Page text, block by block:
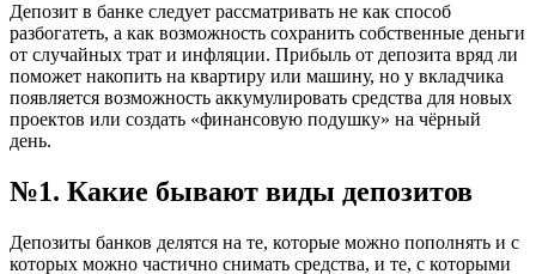
Депозит в банке следует рассматривать не как способ
разбогатеть, а как возможность сохранить собственные деньги
от случайных трат и инфляции. Прибыль от депозита вряд ли
поможет накопить на квартиру или машину, но у вкладчика
появляется возможность аккумулировать средства для новых
проектов или создать «финансовую подушку» на чёрный
день.
№1. Какие бывают виды депозитов
Депозиты банков делятся на те, которые можно пополнять и с
которых можно частично снимать средства, и те, с которыми